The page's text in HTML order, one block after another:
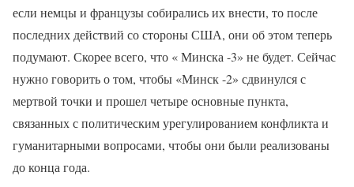
если немцы и французы собирались их внести, то после
последних действий со стороны США, они об этом теперь
подумают. Скорее всего, что « Минска -3» не будет. Сейчас
нужно говорить о том, чтобы «Минск -2» сдвинулся с
мертвой точки и прошел четыре основные пункта,
связанных с политическим урегулированием конфликта и
гуманитарными вопросами, чтобы они были реализованы
до конца года.